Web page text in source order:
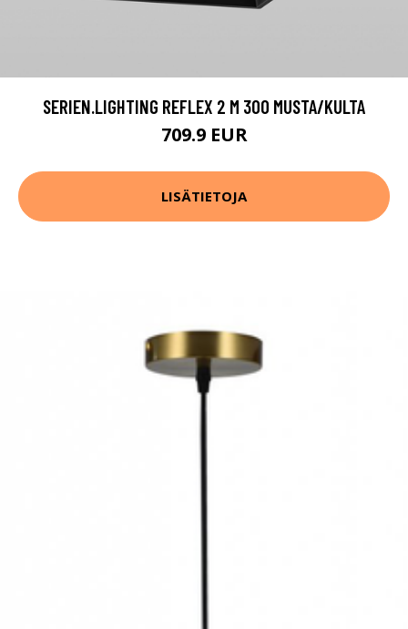
SERIEN.LIGHTING REFLEX 2 M 300 MUSTA/KULTA
709.9 EUR
LISÄTIETOJA